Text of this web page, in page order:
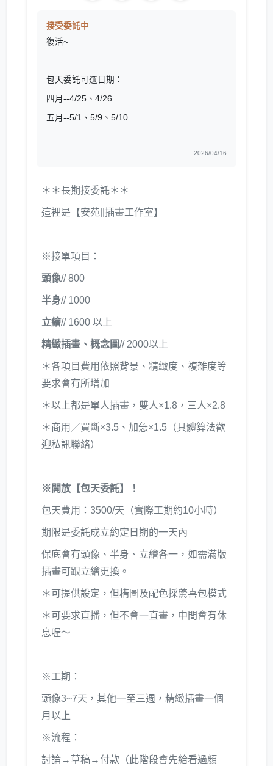
接受委託中
復活~
包天委託可選日期：
四月--4/25、4/26
五月--5/1、5/9、5/10
2026/04/16
＊＊長期接委託＊＊
這裡是【安苑||插畫工作室】
※接單項目：
頭像// 800
半身// 1000
立繪// 1600 以上
精緻插畫、概念圖// 2000以上
＊各項目費用依照背景、精緻度、複雜度等
要求會有所增加
＊以上都是單人插畫，雙人×1.8，三人×2.8
＊商用／買斷×3.5、加急×1.5（具體算法歡
迎私訊聯絡）
※開放【包天委託】！
包天費用：3500/天（實際工期約10小時）
期限是委託成立約定日期的一天內
保底會有頭像、半身、立繪各一，如需滿版
插畫可跟立繪更換。
＊可提供設定，但構圖及配色採驚喜包模式
＊可要求直播，但不會一直畫，中間會有休
息喔～
※工期：
頭像3~7天，其他一至三週，精緻插畫一個
月以上
※流程：
討論→草稿→付款（此階段會先給看過顏